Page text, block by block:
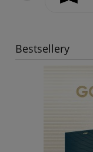
Bestsellery